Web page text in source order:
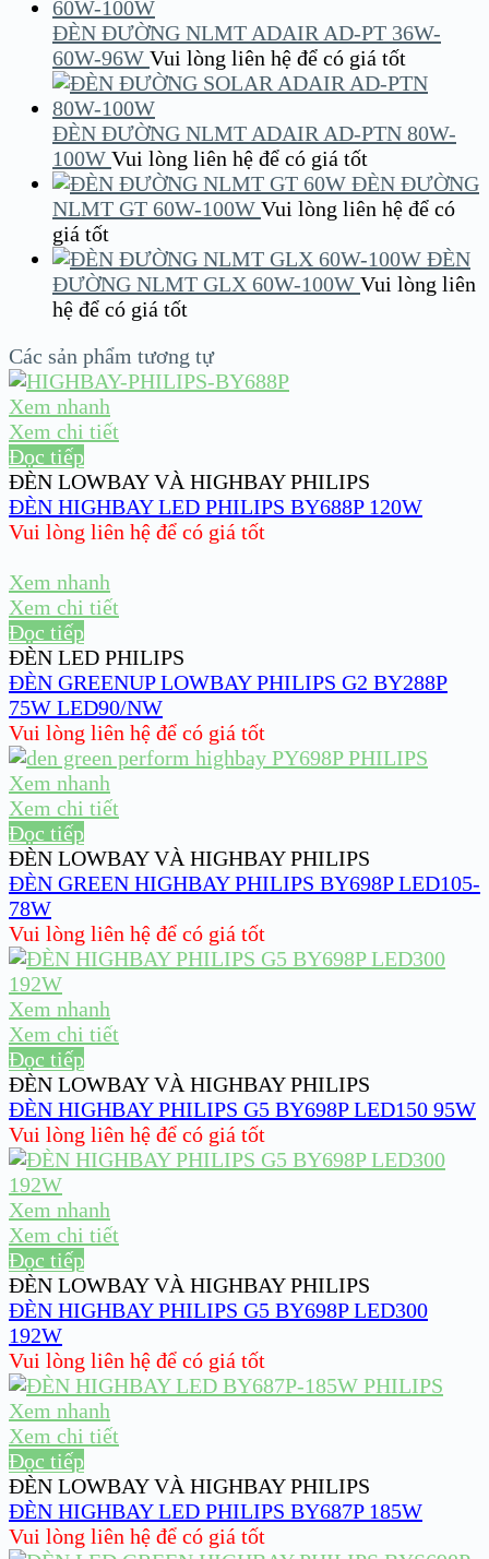
ĐÈN ĐƯỜNG NLMT ADAIR AD-PT 36W-
60W-96W Vui lòng liên hệ để có giá tốt
ĐÈN ĐƯỜNG NLMT ADAIR AD-PTN 80W-
100W Vui lòng liên hệ để có giá tốt
ĐÈN ĐƯỜNG
NLMT GT 60W-100W Vui lòng liên hệ để có
giá tốt
ĐÈN
ĐƯỜNG NLMT GLX 60W-100W Vui lòng liên
hệ để có giá tốt
Các sản phẩm tương tự
Xem nhanh
Xem chi tiết
Đọc tiếp
ĐÈN LOWBAY VÀ HIGHBAY PHILIPS
ĐÈN HIGHBAY LED PHILIPS BY688P 120W
Vui lòng liên hệ để có giá tốt
Xem nhanh
Xem chi tiết
Đọc tiếp
ĐÈN LED PHILIPS
ĐÈN GREENUP LOWBAY PHILIPS G2 BY288P
75W LED90/NW
Vui lòng liên hệ để có giá tốt
Xem nhanh
Xem chi tiết
Đọc tiếp
ĐÈN LOWBAY VÀ HIGHBAY PHILIPS
ĐÈN GREEN HIGHBAY PHILIPS BY698P LED105-
78W
Vui lòng liên hệ để có giá tốt
Xem nhanh
Xem chi tiết
Đọc tiếp
ĐÈN LOWBAY VÀ HIGHBAY PHILIPS
ĐÈN HIGHBAY PHILIPS G5 BY698P LED150 95W
Vui lòng liên hệ để có giá tốt
Xem nhanh
Xem chi tiết
Đọc tiếp
ĐÈN LOWBAY VÀ HIGHBAY PHILIPS
ĐÈN HIGHBAY PHILIPS G5 BY698P LED300
192W
Vui lòng liên hệ để có giá tốt
Xem nhanh
Xem chi tiết
Đọc tiếp
ĐÈN LOWBAY VÀ HIGHBAY PHILIPS
ĐÈN HIGHBAY LED PHILIPS BY687P 185W
Vui lòng liên hệ để có giá tốt